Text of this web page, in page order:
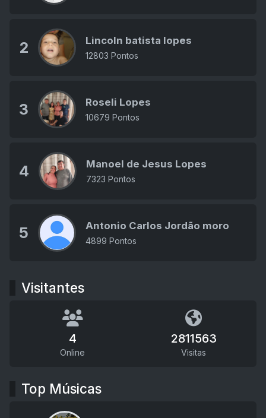
2 Lincoln batista lopes
12803 Pontos
3 Roseli Lopes
10679 Pontos
4 Manoel de Jesus Lopes
7323 Pontos
5 Antonio Carlos Jordão moro
4899 Pontos
Visitantes
4
Online
2811563
Visitas
Top Músicas